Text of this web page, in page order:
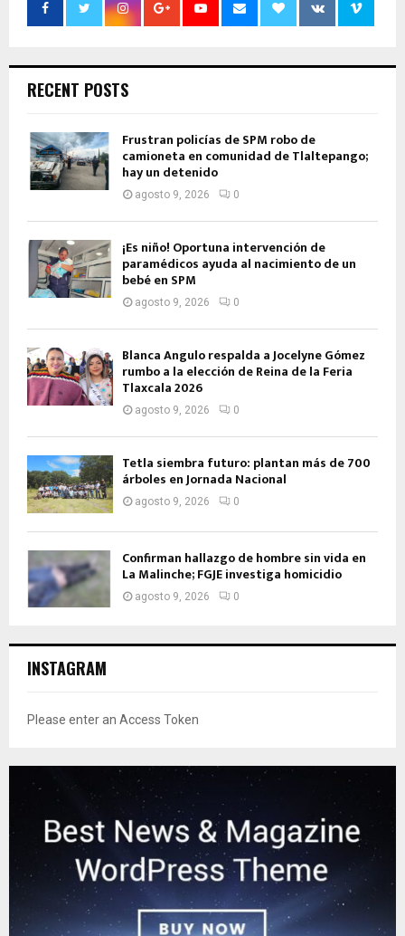
RECENT POSTS
Frustran policías de SPM robo de
camioneta en comunidad de Tlaltepango;
hay un detenido
agosto 9, 2026 0
¡Es niño! Oportuna intervención de
paramédicos ayuda al nacimiento de un
bebé en SPM
agosto 9, 2026 0
Blanca Angulo respalda a Jocelyne Gómez
rumbo a la elección de Reina de la Feria
Tlaxcala 2026
agosto 9, 2026 0
Tetla siembra futuro: plantan más de 700
árboles en Jornada Nacional
agosto 9, 2026 0
Confirman hallazgo de hombre sin vida en
La Malinche; FGJE investiga homicidio
agosto 9, 2026 0
INSTAGRAM
Please enter an Access Token